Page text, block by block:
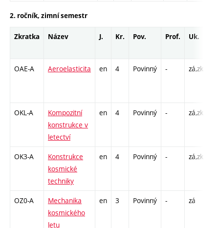
2. ročník, zimní semestr
Zkratka Název J. Kr. Pov. Prof. Uk.
OAE-A Aeroelasticita en 4 Povinný - zá,zk
OKL-A
Kompozitní
konstrukce v
letectví
en 4 Povinný - zá,zk
OK3-A
Konstrukce
kosmické
techniky
en 4 Povinný - zá,zk
OZ0-A
Mechanika
kosmického
letu
en 3 Povinný - zá